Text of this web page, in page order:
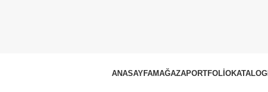
ANASAYFAMAĞAZAPORTFOLIOKATALOG